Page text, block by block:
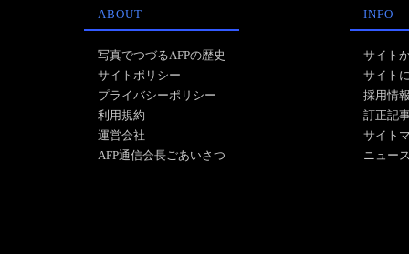
ABOUT
写真でつづるAFPの歴史
サイトポリシー
プライバシーポリシー
利用規約
運営会社
AFP通信会長ごあいさつ
INFO
サイト
サイト
採用情
訂正記
サイト
ニュー